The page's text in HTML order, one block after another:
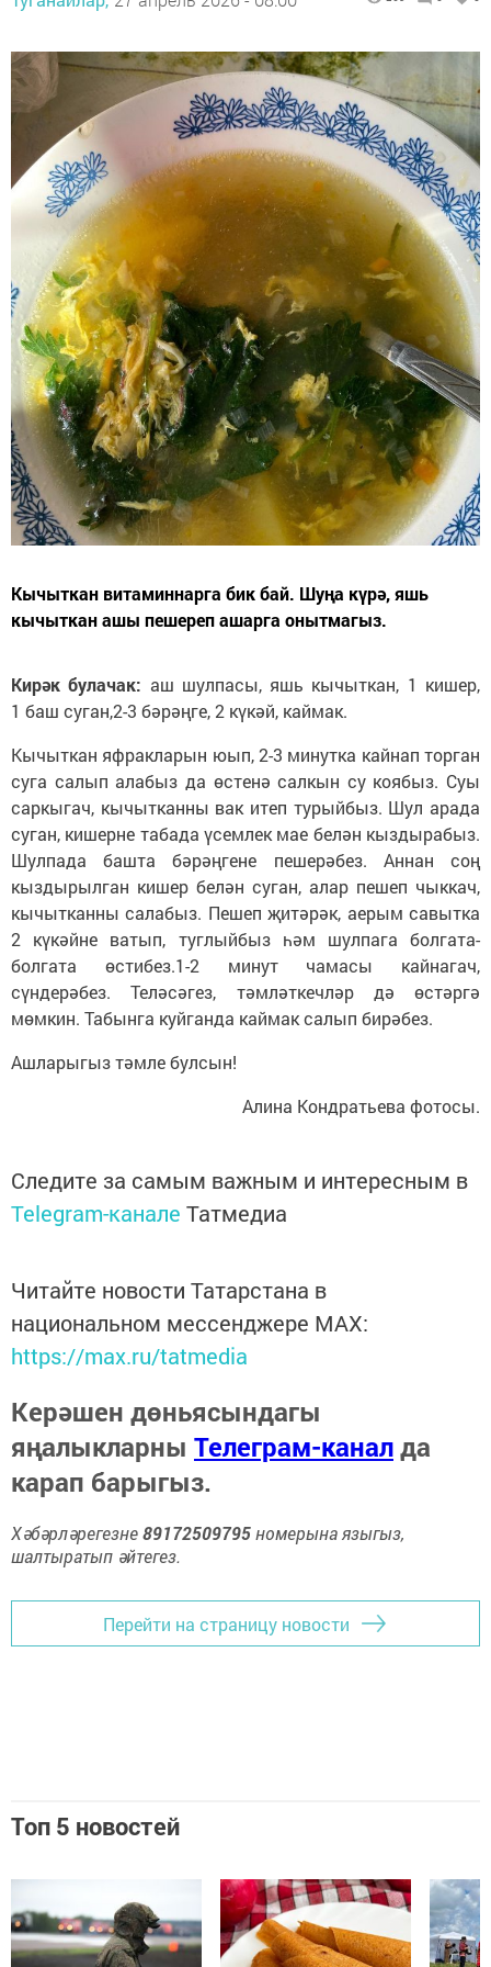
Кычыткан витаминнарга бик бай. Шуңа күрә, яшь
кычыткан ашы пешереп ашарга онытмагыз.
Кирәк булачак: аш шулпасы, яшь кычыткан, 1 кишер,
1 баш суган,2-3 бәрәңге, 2 күкәй, каймак.
Кычыткан яфракларын юып, 2-3 минутка кайнап торган
суга салып алабыз да өстенә салкын су коябыз. Суы
саркыгач, кычытканны вак итеп турыйбыз. Шул арада
суган, кишерне табада үсемлек мае белән кыздырабыз.
Шулпада башта бәрәңгене пешерәбез. Аннан соң
кыздырылган кишер белән суган, алар пешеп чыккач,
кычытканны салабыз. Пешеп җитәрәк, аерым савытка
2 күкәйне ватып, туглыйбыз һәм шулпага болгата-
болгата өстибез.1-2 минут чамасы кайнагач,
сүндерәбез. Теләсәгез, тәмләткечләр дә өстәргә
мөмкин. Табынга куйганда каймак салып бирәбез.
Ашларыгыз тәмле булсын!
Алина Кондратьева фотосы.
Следите за самым важным и интересным в
Telegram-канале Татмедиа
Читайте новости Татарстана в
национальном мессенджере MАХ:
https://max.ru/tatmedia
Керәшен дөньясындагы
яңалыкларны Телеграм-каналда
карап барыгыз.
Хәбәрләрегезне89172509795номерына языгыз,
шалтыратып әйтегез.
Перейти на страницу новости
Топ 5 новостей